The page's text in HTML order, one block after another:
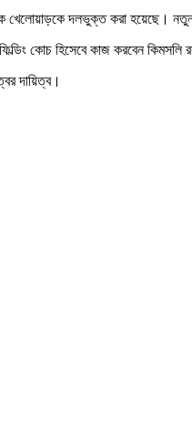
খেলোয়াড়কে দলভুক্ত করা হয়েছে।
কোচ হিসেবে কাজ করবেন কিমসলি
দায়িত্ব।